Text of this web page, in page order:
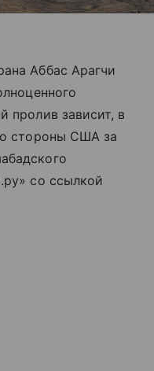
Аббас Арагчи
пролив зависит, в
стороны США за
со ссылкой